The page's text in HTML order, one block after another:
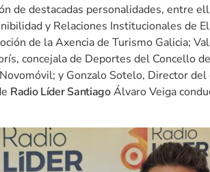
de destacadas personalidades, entre
y Relaciones Institucionales de
de la Axencia de Turismo Galicia;
concejala de Deportes del Concello
y Gonzalo Sotelo, Director del
Radio Líder SantiagoÁlvaro Veiga